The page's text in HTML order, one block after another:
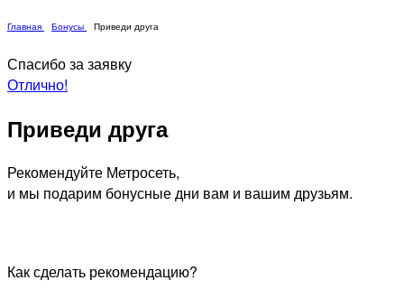
Главная Бонусы Приведи друга
Спасибо за заявку
Отлично!
Приведи друга
Рекомендуйте Метросеть,
и мы подарим бонусные дни вам и вашим друзьям.
Как сделать рекомендацию?